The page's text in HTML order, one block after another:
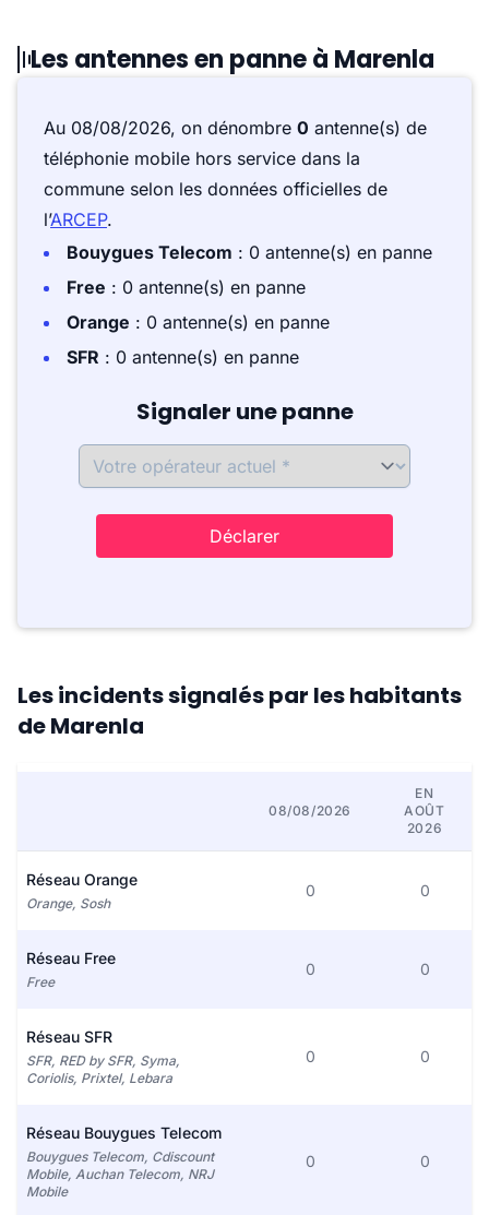
Les antennes en panne à Marenla
Au 08/08/2026, on dénombre 0 antenne(s) de
téléphonie mobile hors service dans la
commune selon les données officielles de
l’ARCEP.
Bouygues Telecom : 0 antenne(s) en panne
Free : 0 antenne(s) en panne
Orange : 0 antenne(s) en panne
SFR : 0 antenne(s) en panne
Signaler une panne
Déclarer
Les incidents signalés par les habitants
de Marenla
08/08/2026
EN
AOÛT
2026
Réseau Orange
Orange, Sosh
0 0
Réseau Free
Free
0 0
Réseau SFR
SFR, RED by SFR, Syma,
Coriolis, Prixtel, Lebara
0 0
Réseau Bouygues Telecom
Bouygues Telecom, Cdiscount
Mobile, Auchan Telecom, NRJ
Mobile
0 0